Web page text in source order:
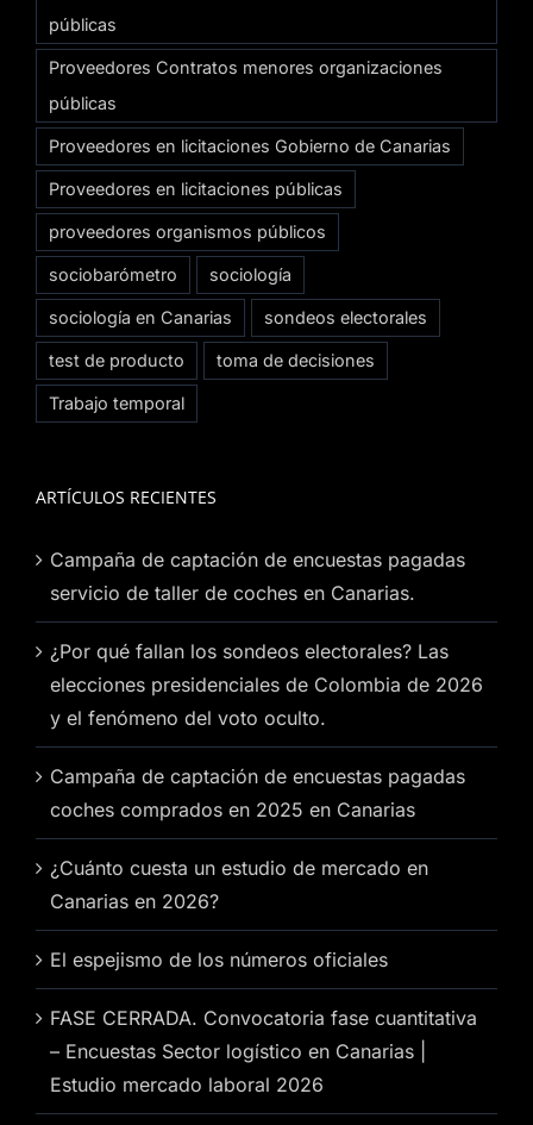
públicas
Proveedores Contratos menores organizaciones
públicas
Proveedores en licitaciones Gobierno de Canarias
Proveedores en licitaciones públicas
proveedores organismos públicos
sociobarómetro sociología
sociología en Canarias sondeos electorales
test de producto toma de decisiones
Trabajo temporal
ARTÍCULOS RECIENTES
Campaña de captación de encuestas pagadas
servicio de taller de coches en Canarias.
¿Por qué fallan los sondeos electorales? Las
elecciones presidenciales de Colombia de 2026
y el fenómeno del voto oculto.
Campaña de captación de encuestas pagadas
coches comprados en 2025 en Canarias
¿Cuánto cuesta un estudio de mercado en
Canarias en 2026?
El espejismo de los números oficiales
FASE CERRADA. Convocatoria fase cuantitativa
– Encuestas Sector logístico en Canarias |
Estudio mercado laboral 2026